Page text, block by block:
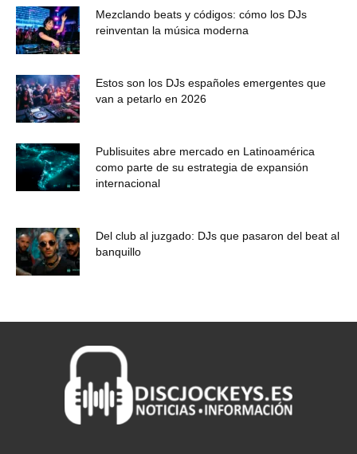
Mezclando beats y códigos: cómo los DJs
reinventan la música moderna
Estos son los DJs españoles emergentes que
van a petarlo en 2026
Publisuites abre mercado en Latinoamérica
como parte de su estrategia de expansión
internacional
Del club al juzgado: DJs que pasaron del beat al
banquillo